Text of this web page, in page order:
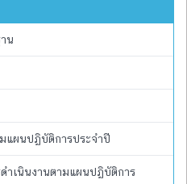
น
แผนปฏิบัติการประจำปี
ำเนินงานตามแผนปฏิบัติการ